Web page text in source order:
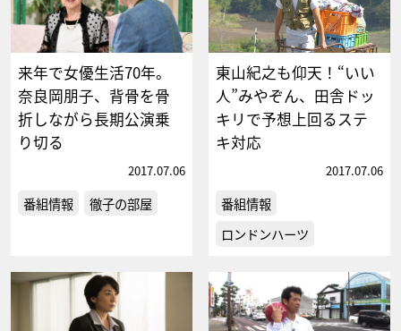
来年で女優生活70年。
奈良岡朋子、背骨を骨
折しながら長期公演乗
り切る
2017.07.06
番組情報 徹子の部屋
東山紀之も仰天！“いい
人”みやぞん、田舎ドッ
キリで予想上回るステ
キ対応
2017.07.06
番組情報
ロンドンハーツ